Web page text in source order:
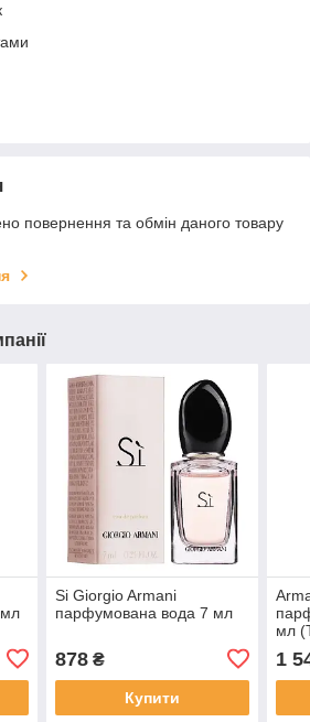
повернення та обмін даного товару
Si Giorgio Armani
парфумована вода 7 мл
878₴
Купити
мл
1